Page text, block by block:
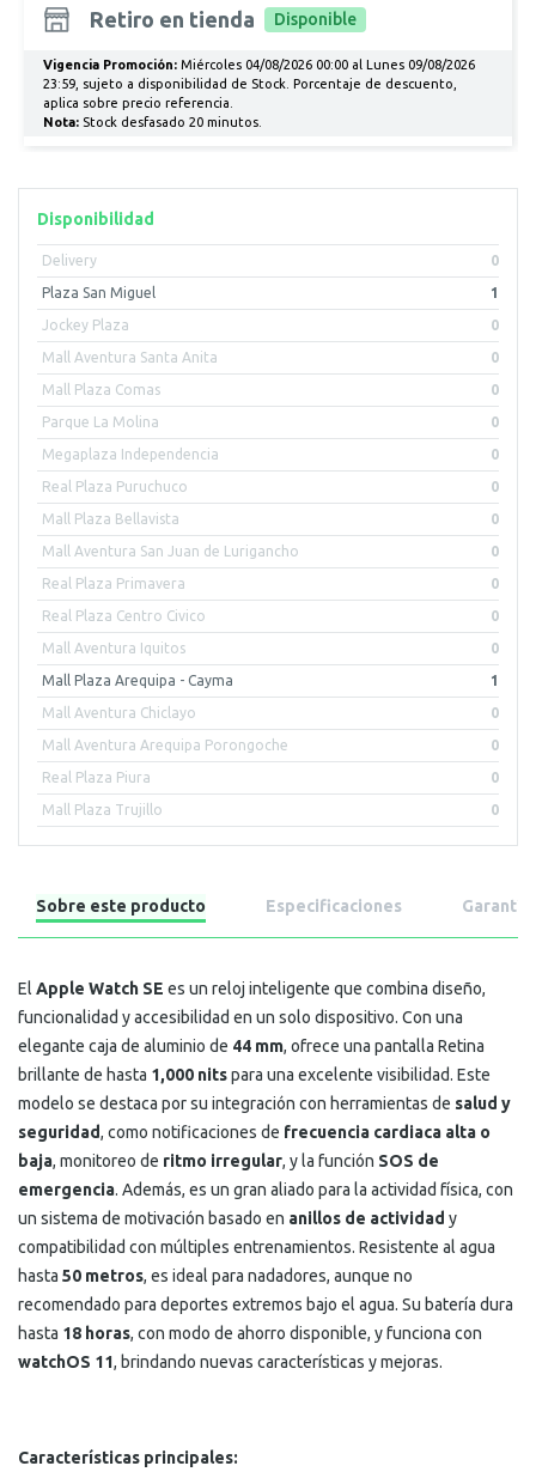
Disponibilidad
Delivery 0
Plaza San Miguel 1
Jockey Plaza 0
Mall Aventura Santa Anita 0
Mall Plaza Comas 0
Parque La Molina 0
Megaplaza Independencia 0
Real Plaza Puruchuco 0
Mall Plaza Bellavista 0
Mall Aventura San Juan de Lurigancho 0
Real Plaza Primavera 0
Real Plaza Centro Civico 0
Mall Aventura Iquitos 0
Mall Plaza Arequipa - Cayma 1
Mall Aventura Chiclayo 0
Mall Aventura Arequipa Porongoche 0
Real Plaza Piura 0
Mall Plaza Trujillo 0
Retiro en tienda Disponible
Vigencia Promoción:Miércoles 04/08/2026 00:00 al Lunes 09/08/2026
23:59, sujeto a disponibilidad de Stock. Porcentaje de descuento,
aplica sobre precio referencia.
Nota:Stock desfasado 20 minutos.
Sobre este producto Especificaciones Garantía
El Apple Watch SE es un reloj inteligente que combina diseño,
funcionalidad y accesibilidad en un solo dispositivo. Con una
elegante caja de aluminio de 44 mm, ofrece una pantalla Retina
brillante de hasta 1,000 nitspara una excelente visibilidad. Este
modelo se destaca por su integración con herramientas de salud y
seguridad, como notificaciones de frecuencia cardiaca alta o
baja, monitoreo de ritmo irregular, y la función SOS de
emergencia. Además, es un gran aliado para la actividad física, con
un sistema de motivación basado en anillos de actividad y
compatibilidad con múltiples entrenamientos. Resistente al agua
hasta 50 metros, es ideal para nadadores, aunque no
recomendado para deportes extremos bajo el agua. Su batería dura
hasta 18 horas, con modo de ahorro disponible, y funciona con
watchOS 11, brindando nuevas características y mejoras.
Características principales: